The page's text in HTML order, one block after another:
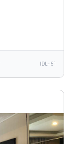
IDL-61